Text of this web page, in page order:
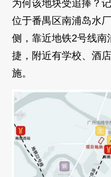
为何该地块受追捧？
位于番禺区南浦岛水
侧，靠近地铁2号线南
捷，附近有学校、酒
施。